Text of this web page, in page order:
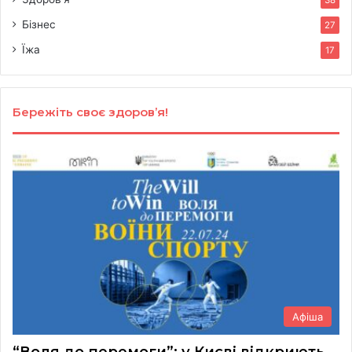
Бізнес 27
Їжа 17
Бережіть своє здоров’я!
Афіша